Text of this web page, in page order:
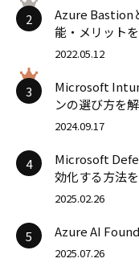
2
Azure Bastion
能・メリット
2022.05.12
3
Microsoft
ンの選び方を
2024.09.17
4
Microsoft
効化する方法
2025.02.26
5 Azure AI
2025.07.26